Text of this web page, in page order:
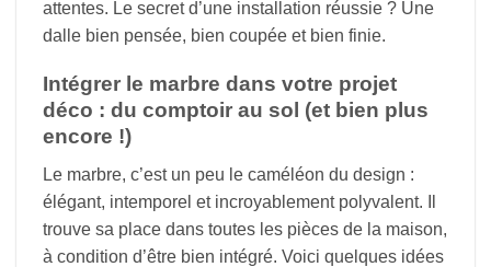
attentes. Le secret d’une installation réussie ? Une
dalle bien pensée, bien coupée et bien finie.
Intégrer le marbre dans votre projet
déco : du comptoir au sol (et bien plus
encore !)
Le marbre, c’est un peu le caméléon du design :
élégant, intemporel et incroyablement polyvalent. Il
trouve sa place dans toutes les pièces de la maison,
à condition d’être bien intégré. Voici quelques idées